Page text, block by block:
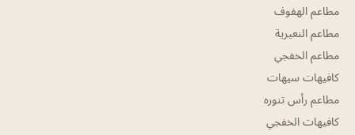
مطاعم الهفوف
مطاعم النعيرية
مطاعم الخفجي
كافيهات سيهات
مطاعم رأس تنوره
كافيهات الخفجي